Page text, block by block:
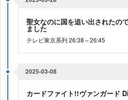
聖女なのに国を追い出されたの
ました
テレビ東京系列 26:38～26:45
2025-03-08
カードファイト!!ヴァンガード